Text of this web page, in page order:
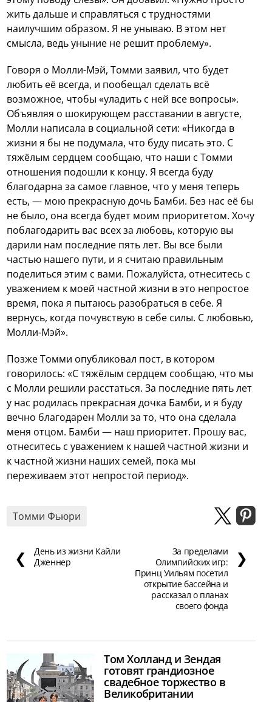
жить дальше и справляться с трудностями
наилучшим образом. Я не унываю. В этом нет
смысла, ведь уныние не решит проблему».
Говоря о Молли-Мэй, Томми заявил, что будет
любить её всегда, и пообещал сделать всё
возможное, чтобы «уладить с ней все вопросы».
Объявляя о шокирующем расставании в августе,
Молли написала в социальной сети: «Никогда в
жизни я бы не подумала, что буду писать это. С
тяжёлым сердцем сообщаю, что наши с Томми
отношения подошли к концу. Я всегда буду
благодарна за самое главное, что у меня теперь
есть, — мою прекрасную дочь Бамби. Без нас её бы
не было, она всегда будет моим приоритетом. Хочу
поблагодарить вас всех за любовь, которую вы
дарили нам последние пять лет. Вы все были
частью нашего пути, и я считаю правильным
поделиться этим с вами. Пожалуйста, отнеситесь с
уважением к моей частной жизни в это непростое
время, пока я пытаюсь разобраться в себе. Я
вернусь, когда почувствую в себе силы. С любовью,
Молли-Мэй».
Позже Томми опубликовал пост, в котором
говорилось: «С тяжёлым сердцем сообщаю, что мы
с Молли решили расстаться. За последние пять лет
у нас родилась прекрасная дочка Бамби, и я буду
вечно благодарен Молли за то, что она сделала
меня отцом. Бамби — наш приоритет. Прошу вас,
отнеситесь с уважением к нашей частной жизни и
к частной жизни наших семей, пока мы
переживаем этот непростой период».
Томми Фьюри
❮
День из жизни Кайли
Дженнер
За пределами
Олимпийских игр:
Принц Уильям посетил
открытие бассейна и
рассказал о планах
своего фонда
❯
Том Холланд и Зендая
готовят грандиозное
свадебное торжество в
Великобритании